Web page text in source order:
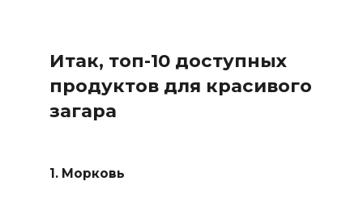
Итак, топ-10 доступных
продуктов для красивого
загара
1. Морковь